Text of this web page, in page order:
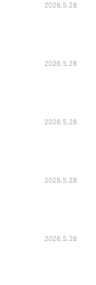
2026.5.28
2026.5.28
2026.5.28
2026.5.28
2026.5.28